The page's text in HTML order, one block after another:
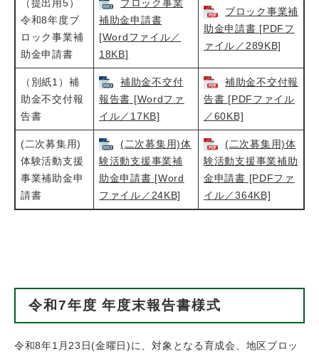
（提出用5）
令和8年度ブ
ロック事業補
助金申請書
ブロック事業
補助金申請書
[Wordファイル／
18KB]
ブロック事業補
助金申請書 [PDFフ
ァイル／289KB]
（別紙1）補
助金不交付報
告書
補助金不交付
報告書 [Wordファ
イル／17KB]
補助金不交付報
告書 [PDFファイル
／60KB]
(二次募集用)
体験活動支援
事業補助金申
請書
(二次募集用)体
験活動支援事業補
助金申請書 [Word
ファイル／24KB]
(二次募集用)体
験活動支援事業補助
金申請書 [PDFファ
イル／364KB]
令和7年度 年度末報告書様式
令和8年1月23日(金曜日)に、対象となる育成会、地区ブロッ